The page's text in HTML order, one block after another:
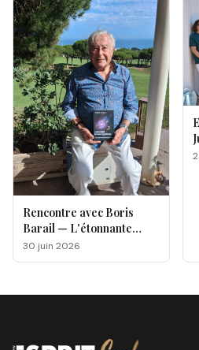
Rencontre avec Boris
Barail — L'étonnante
odyssée d'un électron
voyageur
30 juin 2026